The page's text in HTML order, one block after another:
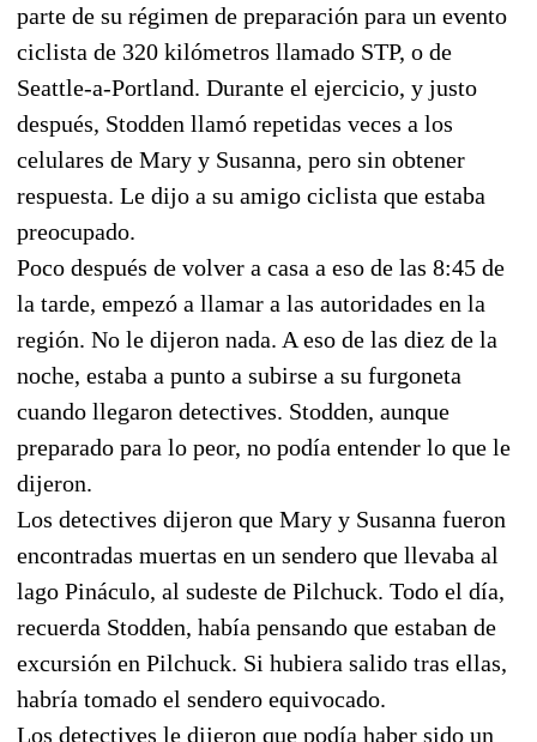
parte de su régimen de preparación para un evento
ciclista de 320 kilómetros llamado STP, o de
Seattle-a-Portland. Durante el ejercicio, y justo
después, Stodden llamó repetidas veces a los
celulares de Mary y Susanna, pero sin obtener
respuesta. Le dijo a su amigo ciclista que estaba
preocupado.
Poco después de volver a casa a eso de las 8:45 de
la tarde, empezó a llamar a las autoridades en la
región. No le dijeron nada. A eso de las diez de la
noche, estaba a punto a subirse a su furgoneta
cuando llegaron detectives. Stodden, aunque
preparado para lo peor, no podía entender lo que le
dijeron.
Los detectives dijeron que Mary y Susanna fueron
encontradas muertas en un sendero que llevaba al
lago Pináculo, al sudeste de Pilchuck. Todo el día,
recuerda Stodden, había pensando que estaban de
excursión en Pilchuck. Si hubiera salido tras ellas,
habría tomado el sendero equivocado.
Los detectives le dijeron que podía haber sido un